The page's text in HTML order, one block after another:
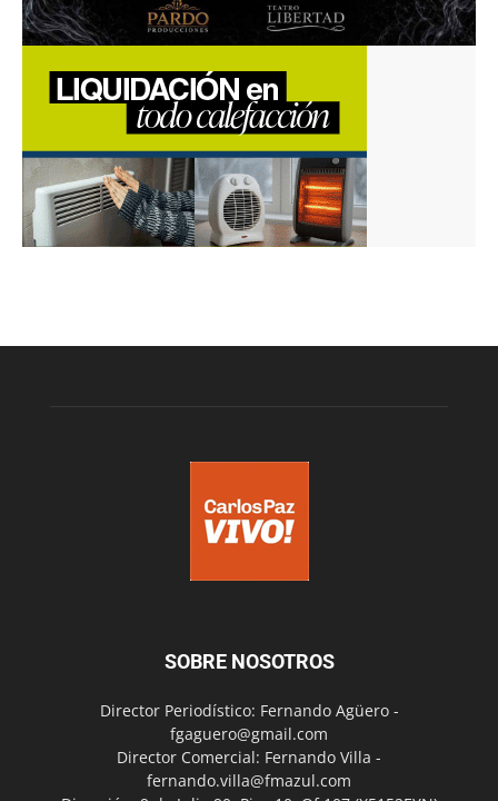
SOBRE NOSOTROS
Director Periodístico: Fernando Agüero -
fgaguero@gmail.com
Director Comercial: Fernando Villa -
fernando.villa@fmazul.com